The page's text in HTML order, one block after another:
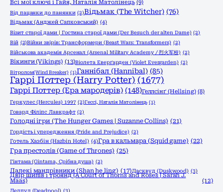
Всі мої ключі і Ґайя, Наталія Матолінець (9)
Від пацанки до панянки (2)Відьмак (The Witcher) (76)
Відьмак (Анджей Сапковський) (4)
Візит старої дами | Гостина старої дами (Der Besuch der alten Dame) (2)
Вій (2)Війни звірів: Трансформери (Beast Wars: Transformers) (2)
Військова академія Арсенал (Arsenal Military Academy / 烈火军校) (2)
Вікинги (Vikings) (13)Віолета Еверґарден (Violet Evergarden) (2)
Вітролом(Wind Breaker) (1)Ганнібал (Hannibal) (85)
Гаррі Поттер (Harry Potter) (1677)
Гаррі Поттер (Ера мародерів) (148)Геллсінґ (Hellsing) (8)
Геркулес (Hercules) 1997 (2)Гессі, Наталія Матолінець (1)
Говард Філіпс Лавкрафт (2)
Голодні ігри (The Hunger Games | Suzanne Collins) (21)
Гордість і упередження (Pride and Prejudice) (2)
Готель Хазбін (Hazbin Hotel) (4)Гра в кальмара (Squid game) (22)
Гра престолів (Game of Thrones) (25)
Гінтама (Gintama, Срібна душа) (2)
Далекі мандрівники (Shan he ling) (17)Дасквуд (Duskwood) (3)
Двір шипів і троянд (A Court of Thorns and Roses | Sarah J.
Maas) (12)
Дедпул (Deadpool) (3)